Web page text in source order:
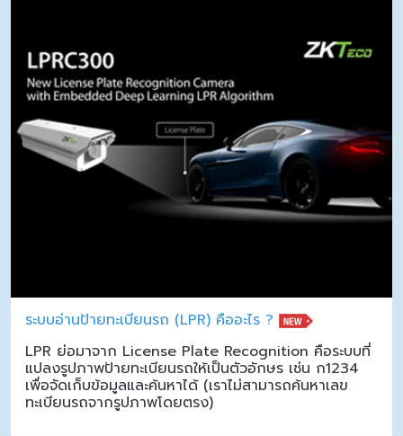
ระบบอ่านป้ายทะเบียนรถ (LPR) คืออะไร ?
LPR ย่อมาจาก License Plate Recognition คือระบบที่
แปลงรูปภาพป้ายทะเบียนรถให้เป็นตัวอักษร เช่น ก1234
เพื่อจัดเก็บข้อมูลและค้นหาได้ (เราไม่สามารถค้นหาเลข
ทะเบียนรถจากรูปภาพโดยตรง)